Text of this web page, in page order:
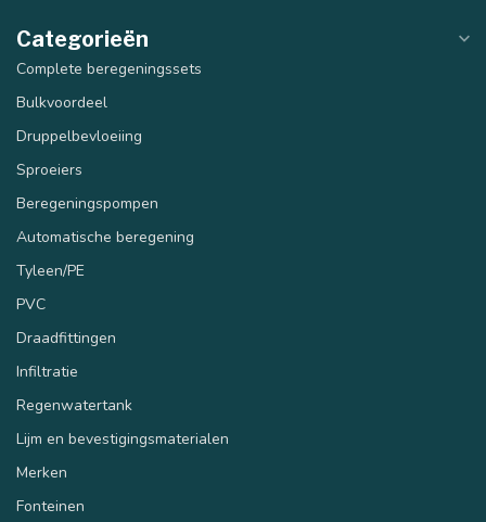
Categorieën
Complete beregeningssets
Bulkvoordeel
Druppelbevloeiing
Sproeiers
Beregeningspompen
Automatische beregening
Tyleen/PE
PVC
Draadfittingen
Infiltratie
Regenwatertank
Lijm en bevestigingsmaterialen
Merken
Fonteinen